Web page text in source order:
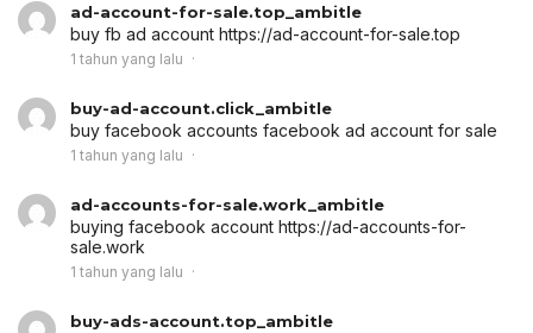
ad-account-for-sale.top_ambitle
buy fb ad account https://ad-account-for-sale.top
1 tahun yang lalu
buy-ad-account.click_ambitle
buy facebook accounts facebook ad account for sale
1 tahun yang lalu
ad-accounts-for-sale.work_ambitle
buying facebook account https://ad-accounts-for-
sale.work
1 tahun yang lalu
buy-ads-account.top_ambitle